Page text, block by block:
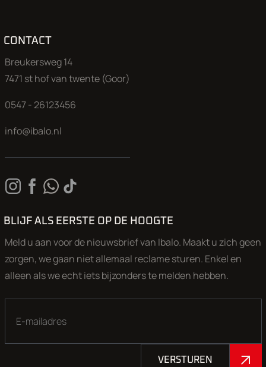
CONTACT
Breukersweg 14
7471 st hof van twente (Goor)
0547 - 26123456
info@ibalo.nl
BLIJF ALS EERSTE OP DE HOOGTE
Meld u aan voor de nieuwsbrief van Ibalo. Maakt u zich geen
zorgen, we gaan niet allemaal reclame sturen. Enkel en
alleen als we echt iets bijzonders te melden hebben.
VERSTUREN